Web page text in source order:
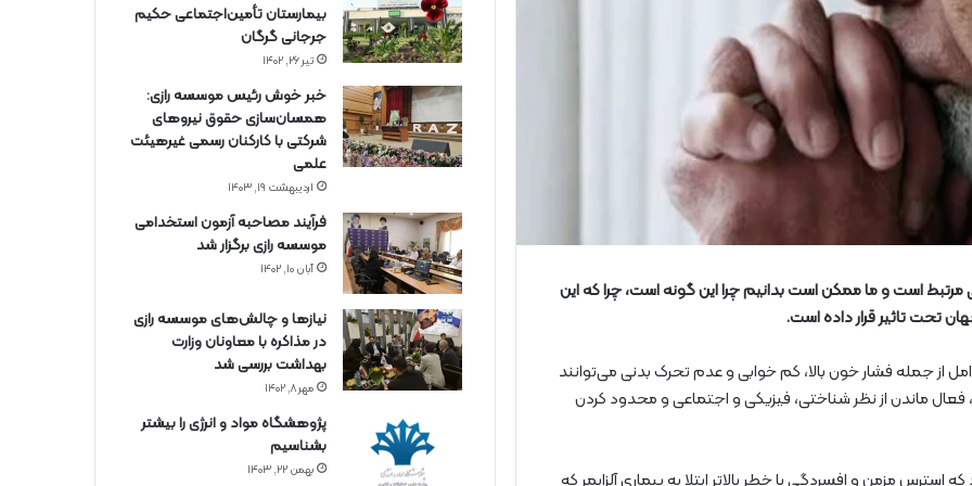
مرتبط است و ما ممکن است بدانیم چرا این گونه است، چرا که این
از جمله فشار خون بالا، کم خوابی و عدم تحرک بدنی می‌توانند
فعال ماندن از نظر شناختی، فیزیکی و اجتماعی و محدود کردن
بیمارستان تأمین‌اجتماعی حکیم
جرجانی گرگان
تیر ۲۶, ۱۴۰۲
خبر خوش رئیس موسسه رازی:
همسان‌سازی حقوق نیروهای
شرکتی با کارکنان رسمی غیرهیئت
علمی
اردیبهشت ۱۹, ۱۴۰۳
فرآیند مصاحبه آزمون استخدامی
موسسه رازی برگزار شد
آبان ۱۰, ۱۴۰۲
نیازها و چالش‌های موسسه رازی
در مذاکره با معاونان وزارت
بهداشت بررسی شد
مهر ۸, ۱۴۰۲
پژوهشگاه مواد و انرژی را بیشتر
بشناسیم
بهمن ۲۲, ۱۴۰۳